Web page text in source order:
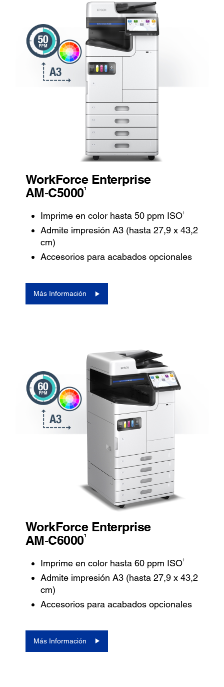
WorkForce Enterprise
AM‑C50001
Imprime en color hasta 50 ppm ISO†
Admite impresión A3 (hasta 27,9 x 43,2
cm)
Accesorios para acabados opcionales
Más Información
WorkForce Enterprise
AM‑C60001
Imprime en color hasta 60 ppm ISO†
Admite impresión A3 (hasta 27,9 x 43,2
cm)
Accesorios para acabados opcionales
Más Información